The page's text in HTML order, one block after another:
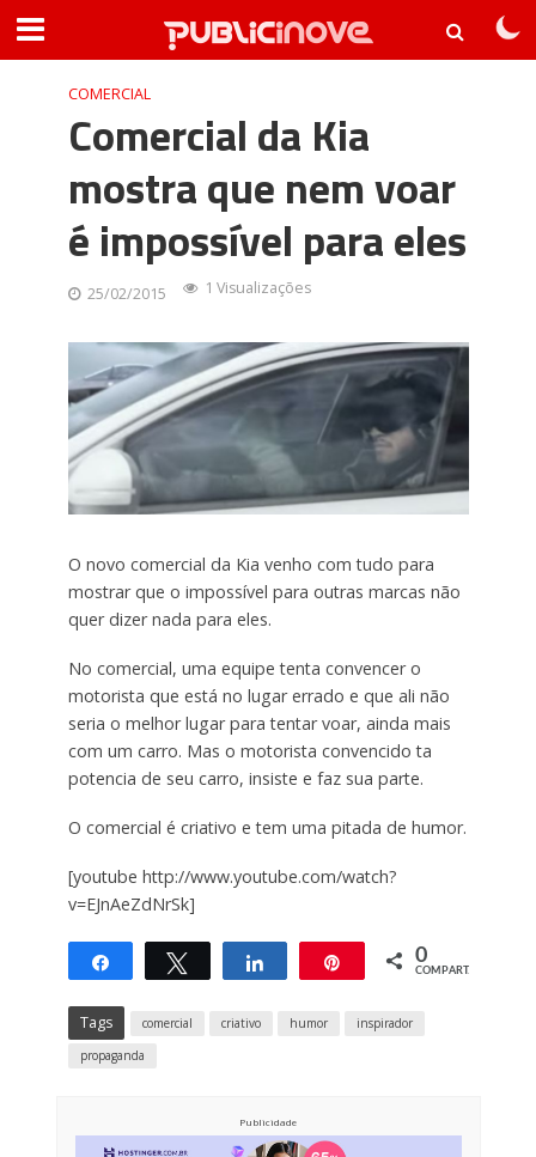
COMERCIAL
Comercial da Kia
mostra que nem voar
é impossível para eles
25/02/2015 1 Visualizações
O novo comercial da Kia venho com tudo para
mostrar que o impossível para outras marcas não
quer dizer nada para eles.
No comercial, uma equipe tenta convencer o
motorista que está no lugar errado e que ali não
seria o melhor lugar para tentar voar, ainda mais
com um carro. Mas o motorista convencido ta
potencia de seu carro, insiste e faz sua parte.
O comercial é criativo e tem uma pitada de humor.
[youtube http://www.youtube.com/watch?
v=EJnAeZdNrSk]
CompartilharTwittar Compartilhar 0
COMPART.
Tags comercial criativo humor
inspirador
propaganda
Publicidade